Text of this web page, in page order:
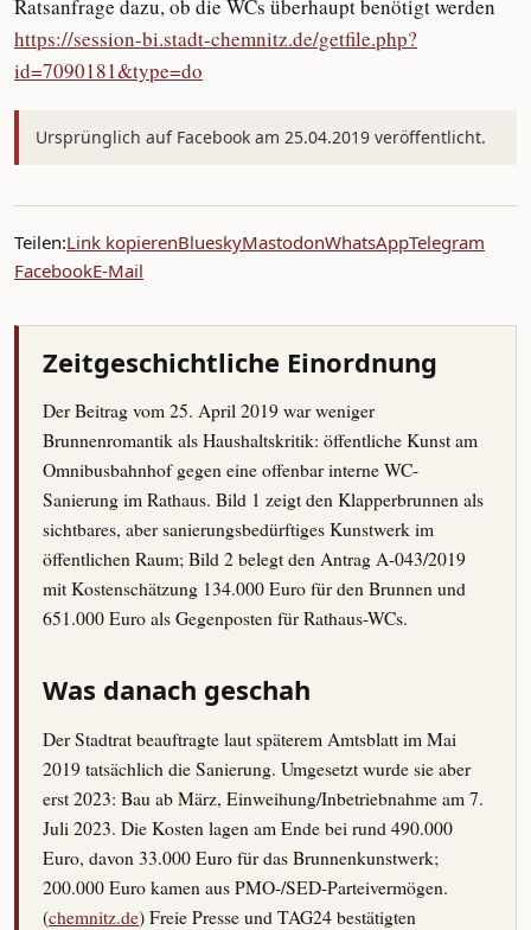
Ratsanfrage dazu, ob die WCs überhaupt benötigt werden
https://session-bi.stadt-chemnitz.de/getfile.php?
id=7090181&type=do
Ursprünglich auf Facebook am 25.04.2019 veröffentlicht.
Teilen:Link kopierenBlueskyMastodonWhatsAppTelegram
FacebookE-Mail
Zeitgeschichtliche Einordnung
Der Beitrag vom 25. April 2019 war weniger
Brunnenromantik als Haushaltskritik: öffentliche Kunst am
Omnibusbahnhof gegen eine offenbar interne WC-
Sanierung im Rathaus. Bild 1 zeigt den Klapperbrunnen als
sichtbares, aber sanierungsbedürftiges Kunstwerk im
öffentlichen Raum; Bild 2 belegt den Antrag A-043/2019
mit Kostenschätzung 134.000 Euro für den Brunnen und
651.000 Euro als Gegenposten für Rathaus-WCs.
Was danach geschah
Der Stadtrat beauftragte laut späterem Amtsblatt im Mai
2019 tatsächlich die Sanierung. Umgesetzt wurde sie aber
erst 2023: Bau ab März, Einweihung/Inbetriebnahme am 7.
Juli 2023. Die Kosten lagen am Ende bei rund 490.000
Euro, davon 33.000 Euro für das Brunnenkunstwerk;
200.000 Euro kamen aus PMO-/SED-Parteivermögen.
(chemnitz.de) Freie Presse und TAG24 bestätigten